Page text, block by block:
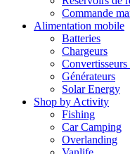
Commande
Alimentation mobile
Batteries
Chargeurs
Générateurs
Solar Energy
Shop by Activity
Fishing
Car Camping
Overlanding